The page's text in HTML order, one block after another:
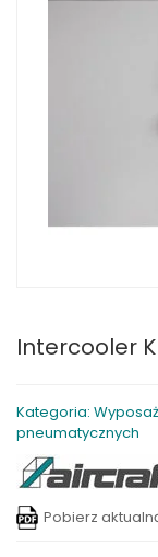
Intercooler
Kategoria:
pneumatycznych
Pobierz